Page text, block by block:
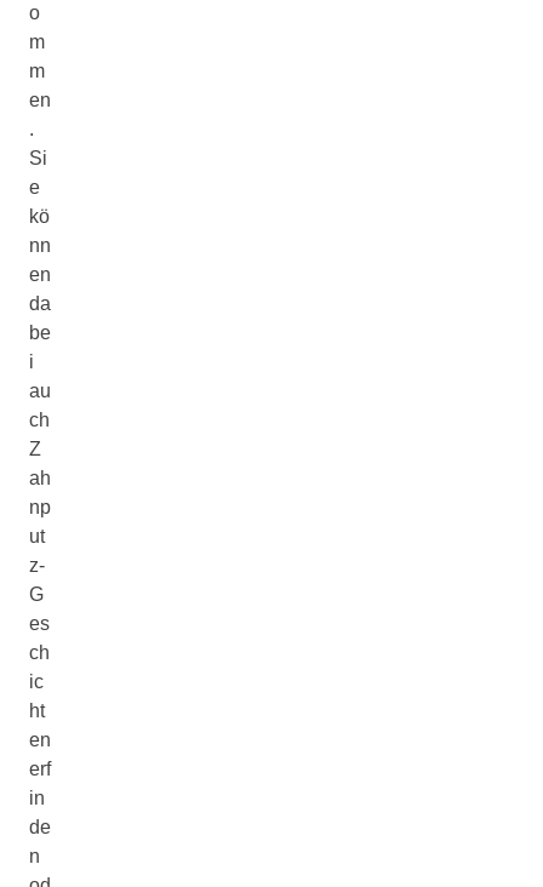
o
m
m
en
.
Si
e
kö
nn
en
da
be
i
au
ch
Z
ah
np
ut
z-
G
es
ch
ic
ht
en
erf
in
de
n